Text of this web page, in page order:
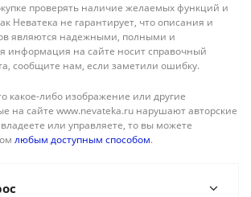
проверять наличие желаемых функций и
Неватека не гарантирует, что описания и
являются надежными, полными и
информация на сайте носит справочный
сообщите нам, если заметили ошибку.
какое-либо изображение или другие
на сайте www.nevateka.ru нарушают авторские
или управляете, то вы можете
любым доступным способом.